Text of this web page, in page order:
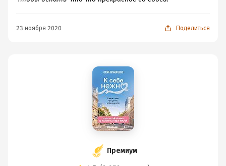
23 ноября 2020 Поделиться
Премиум